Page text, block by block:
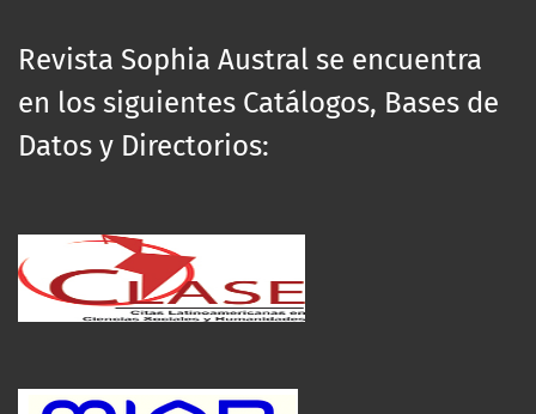
Revista Sophia Austral se encuentra
en los siguientes Catálogos, Bases de
Datos y Directorios: